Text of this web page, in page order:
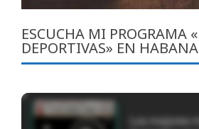
ESCUCHA MI PROGRAMA
DEPORTIVAS» EN